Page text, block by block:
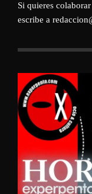
Si quieres
escribe a